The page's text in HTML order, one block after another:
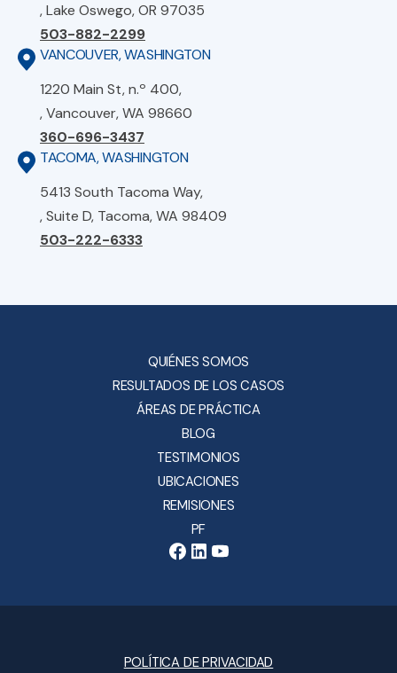
, Lake Oswego, OR 97035
503-882-2299
VANCOUVER, WASHINGTON
1220 Main St, n.º 400,
, Vancouver, WA 98660
360-696-3437
TACOMA, WASHINGTON
5413 South Tacoma Way,
, Suite D, Tacoma, WA 98409
503-222-6333
QUIÉNES SOMOS
RESULTADOS DE LOS CASOS
ÁREAS DE PRÁCTICA
BLOG
TESTIMONIOS
UBICACIONES
REMISIONES
PF
POLÍTICA DE PRIVACIDAD